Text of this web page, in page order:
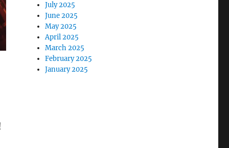
July 2025
June 2025
May 2025
April 2025
March 2025
February 2025
January 2025